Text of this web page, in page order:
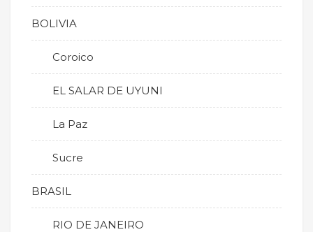
BOLIVIA
Coroico
EL SALAR DE UYUNI
La Paz
Sucre
BRASIL
RIO DE JANEIRO